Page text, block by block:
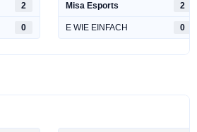
2
0
Misa Esports 2
E WIE EINFACH 0